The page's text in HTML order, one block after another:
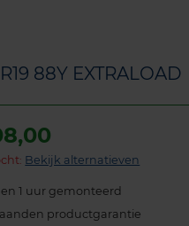
88Y EXTRALOAD
Bekijk alternatieven
1 uur gemonteerd
productgarantie